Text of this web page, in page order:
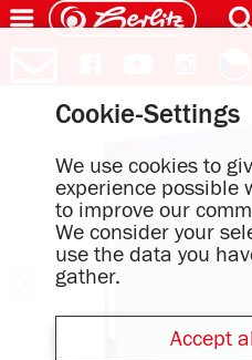
Cookie-Settings
We use cookies to
experience possible
to improve our
We consider your
use the data you
gather.
Accept